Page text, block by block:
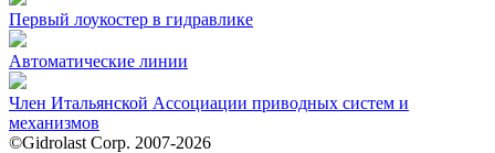
Первый лоукостер в гидравлике
Автоматические линии
Член Итальянской Ассоциации приводных систем и
механизмов
©Gidrolast Corp. 2007-2026